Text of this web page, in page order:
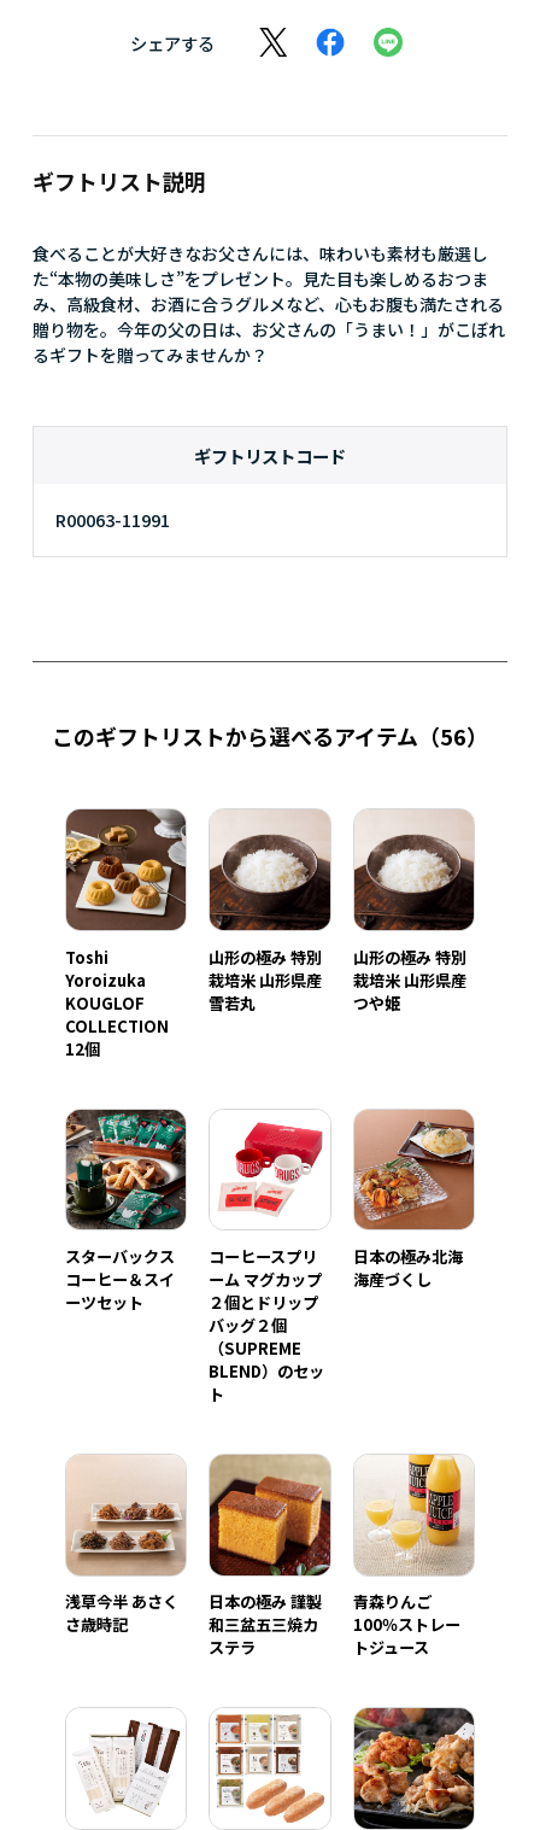
シェアする
ギフトリスト説明
食べることが大好きなお父さんには、味わいも素材も厳選し
た“本物の美味しさ”をプレゼント。見た目も楽しめるおつま
み、高級食材、お酒に合うグルメなど、心もお腹も満たされる
贈り物を。今年の父の日は、お父さんの「うまい！」がこぼれ
るギフトを贈ってみませんか？
ギフトリストコード
R00063-11991
このギフトリストから選べるアイテム （56）
Toshi
Yoroizuka
KOUGLOF
COLLECTION
12個
山形の極み 特別
栽培米 山形県産
雪若丸
山形の極み 特別
栽培米 山形県産
つや姫
スターバックス
コーヒー＆スイ
ーツセット
コーヒースプリ
ーム マグカップ
２個とドリップ
バッグ２個
（SUPREME
BLEND）のセッ
ト
日本の極み北海
海産づくし
浅草今半 あさく
さ歳時記
日本の極み 謹製
和三盆五三焼カ
ステラ
青森りんご
100％ストレー
トジュース